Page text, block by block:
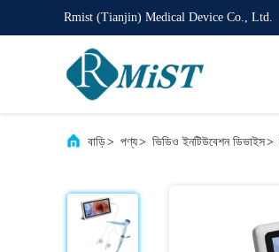
Rmist (Tianjin) Medical Device Co., Ltd.
বাড়ি> পণ্য> ভিডিও ইনটিউবেশন ডিভাইস>